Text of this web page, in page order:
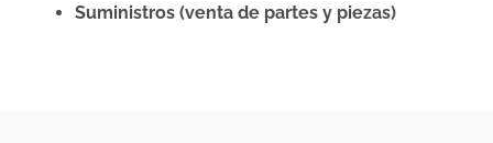
Suministros (venta de partes y piezas)